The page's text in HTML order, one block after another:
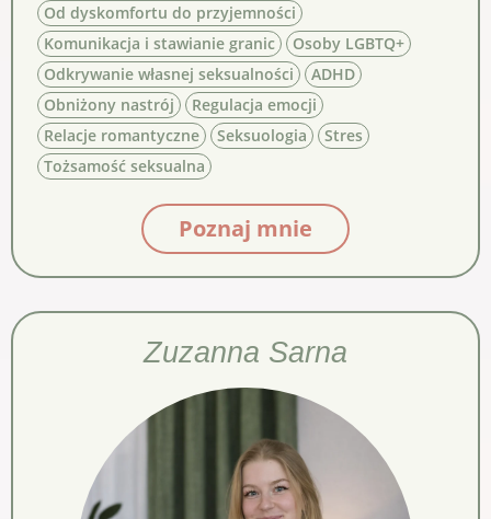
Od dyskomfortu do przyjemności
Komunikacja i stawianie granic
Osoby LGBTQ+
Odkrywanie własnej seksualności
ADHD
Obniżony nastrój
Regulacja emocji
Relacje romantyczne
Seksuologia
Stres
Tożsamość seksualna
Poznaj mnie
Zuzanna Sarna